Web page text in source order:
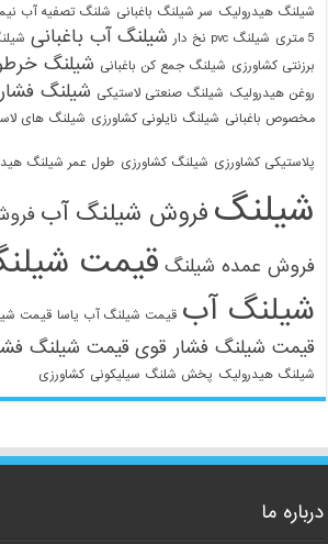
شیلنگ هیدرولیک سر شیلنگ باغبانی شلنگ تصفیه آب نیمه
شیلنگ pvc نخ دار شیلنگ آب باغبانی شیلنگ
برزنتی کشاورزی شیلنگ جمع کن باغبانی شیلنگ
روغن هیدرولیک شیلنگ صنعتی لاستیکی شیلنگ فشار
مخصوص باغبانی شیلنگ نایلونی کشاورزی شیلنگ های
پلاستیکی کشاورزی شیلنگ کشاورزی طول عمر شیلنگ
شیلنگفروش شیلنگ آب فروش
فروش عمده شیلنگقیمت
شیلنگ آب قیمت شیلنگ آب یاسا قیمت
قیمت شیلنگ فشار قوی قیمت شیلنگ
شیلنگ هیدرولیک پخش شلنگ سیلیکونی کشاورزی
ما